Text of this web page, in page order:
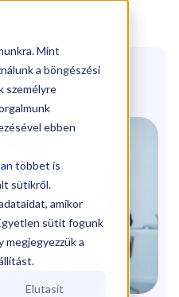
Mint
a böngészési
személyre
ebben
többet is
sütikről.
amikor
sütit fogunk
megjegyezzük a
Elutasít
éri meg váltani?